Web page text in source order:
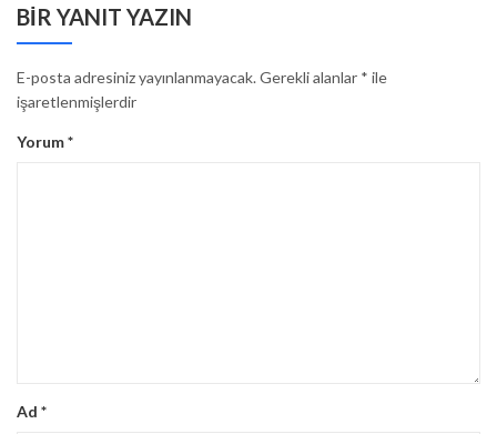
BIR YANIT YAZIN
E-posta adresiniz yayınlanmayacak.Gerekli alanlar * ile
işaretlenmişlerdir
Yorum*
Ad *